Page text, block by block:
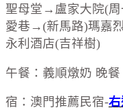
聖母堂→盧家大院(
愛巷→(新馬路)瑪嘉
永利酒店(吉祥樹)
午餐：義順燉奶 晚
宿：澳門推薦民宿-